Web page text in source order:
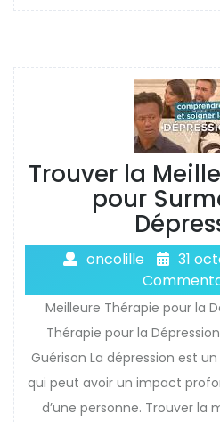
Trouver la
pour
oncolille 31
Meilleure Thérapie pour la
Thérapie pour la
Guérison La dépression est
qui peut avoir un impact
d’une personne. Trouver la